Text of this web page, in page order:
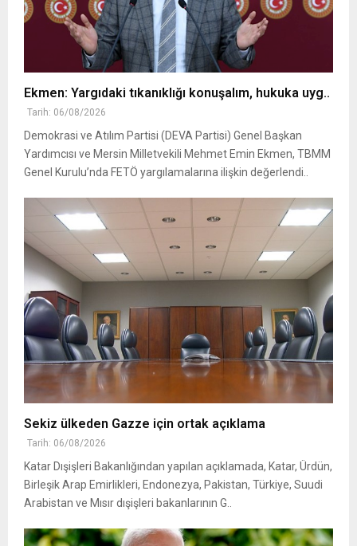
Ekmen: Yargıdaki tıkanıklığı konuşalım, hukuka uyg..
Tarih: 06/08/2026
Demokrasi ve Atılım Partisi (DEVA Partisi) Genel Başkan
Yardımcısı ve Mersin Milletvekili Mehmet Emin Ekmen, TBMM
Genel Kurulu’nda FETÖ yargılamalarına ilişkin değerlendi..
Sekiz ülkeden Gazze için ortak açıklama
Tarih: 06/08/2026
Katar Dışişleri Bakanlığından yapılan açıklamada, Katar, Ürdün,
Birleşik Arap Emirlikleri, Endonezya, Pakistan, Türkiye, Suudi
Arabistan ve Mısır dışişleri bakanlarının G..